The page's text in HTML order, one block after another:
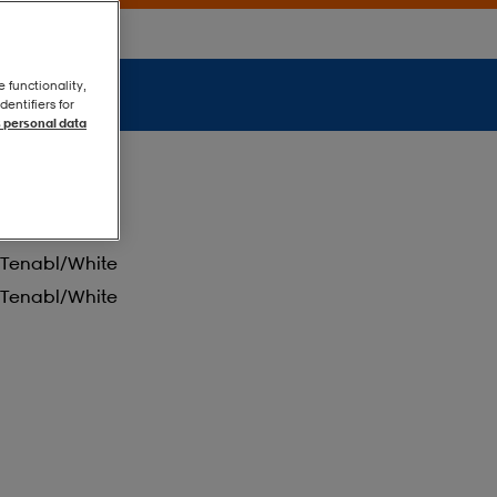
Tenabl/white
Tenabl/white
functionality,
for
personal data